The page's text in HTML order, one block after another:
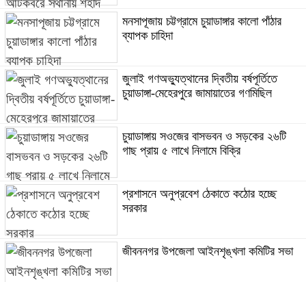
মনসাপূজায় চট্টগ্রামে চুয়াডাঙ্গার কালো পাঁঠার
ব্যাপক চাহিদা
জুলাই গণঅভ্যুত্থানের দ্বিতীয় বর্ষপূর্তিতে
চুয়াডাঙ্গা-মেহেরপুরে জামায়াতের গণমিছিল
চুয়াডাঙ্গায় সওজের বাসভবন ও সড়কের ২৬টি
গাছ প্রায় ৫ লাখে নিলামে বিক্রি
প্রশাসনে অনুপ্রবেশ ঠেকাতে কঠোর হচ্ছে
সরকার
জীবননগর উপজেলা আইনশৃঙ্খলা কমিটির সভা